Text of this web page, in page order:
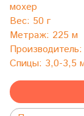
мохер
Вес: 50 г
Метраж: 225 м
Производитель:
Спицы: 3,0-3,5